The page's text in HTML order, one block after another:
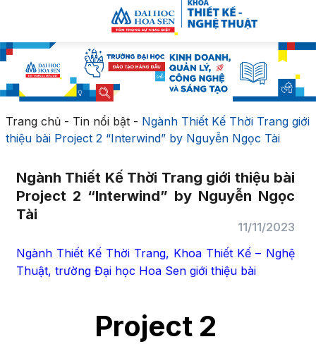
Trang chủ- Tin nổi bật- Ngành Thiết Kế Thời Trang giới
thiệu bài Project 2 “Interwind” by Nguyễn Ngọc Tài
Ngành Thiết Kế Thời Trang giới thiệu bài
Project 2 “Interwind” by Nguyễn Ngọc
Tài
11/11/2023
Ngành Thiết Kế Thời Trang, Khoa Thiết Kế – Nghệ
Thuật, trường Đại học Hoa Sen giới thiệu bài
Project 2